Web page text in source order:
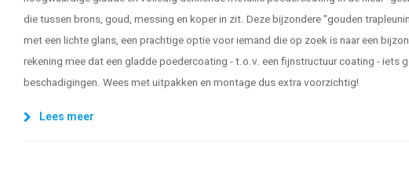
die tussen brons, goud, messing en koper in zit. Deze bijzondere "gouden
met een lichte glans, een prachtige optie voor iemand die op zoek is naar een
rekening mee dat een gladde poedercoating - t.o.v. een fijnstructuur coating - iets
beschadigingen. Wees met uitpakken en montage dus extra voorzichtig!
Lees meer